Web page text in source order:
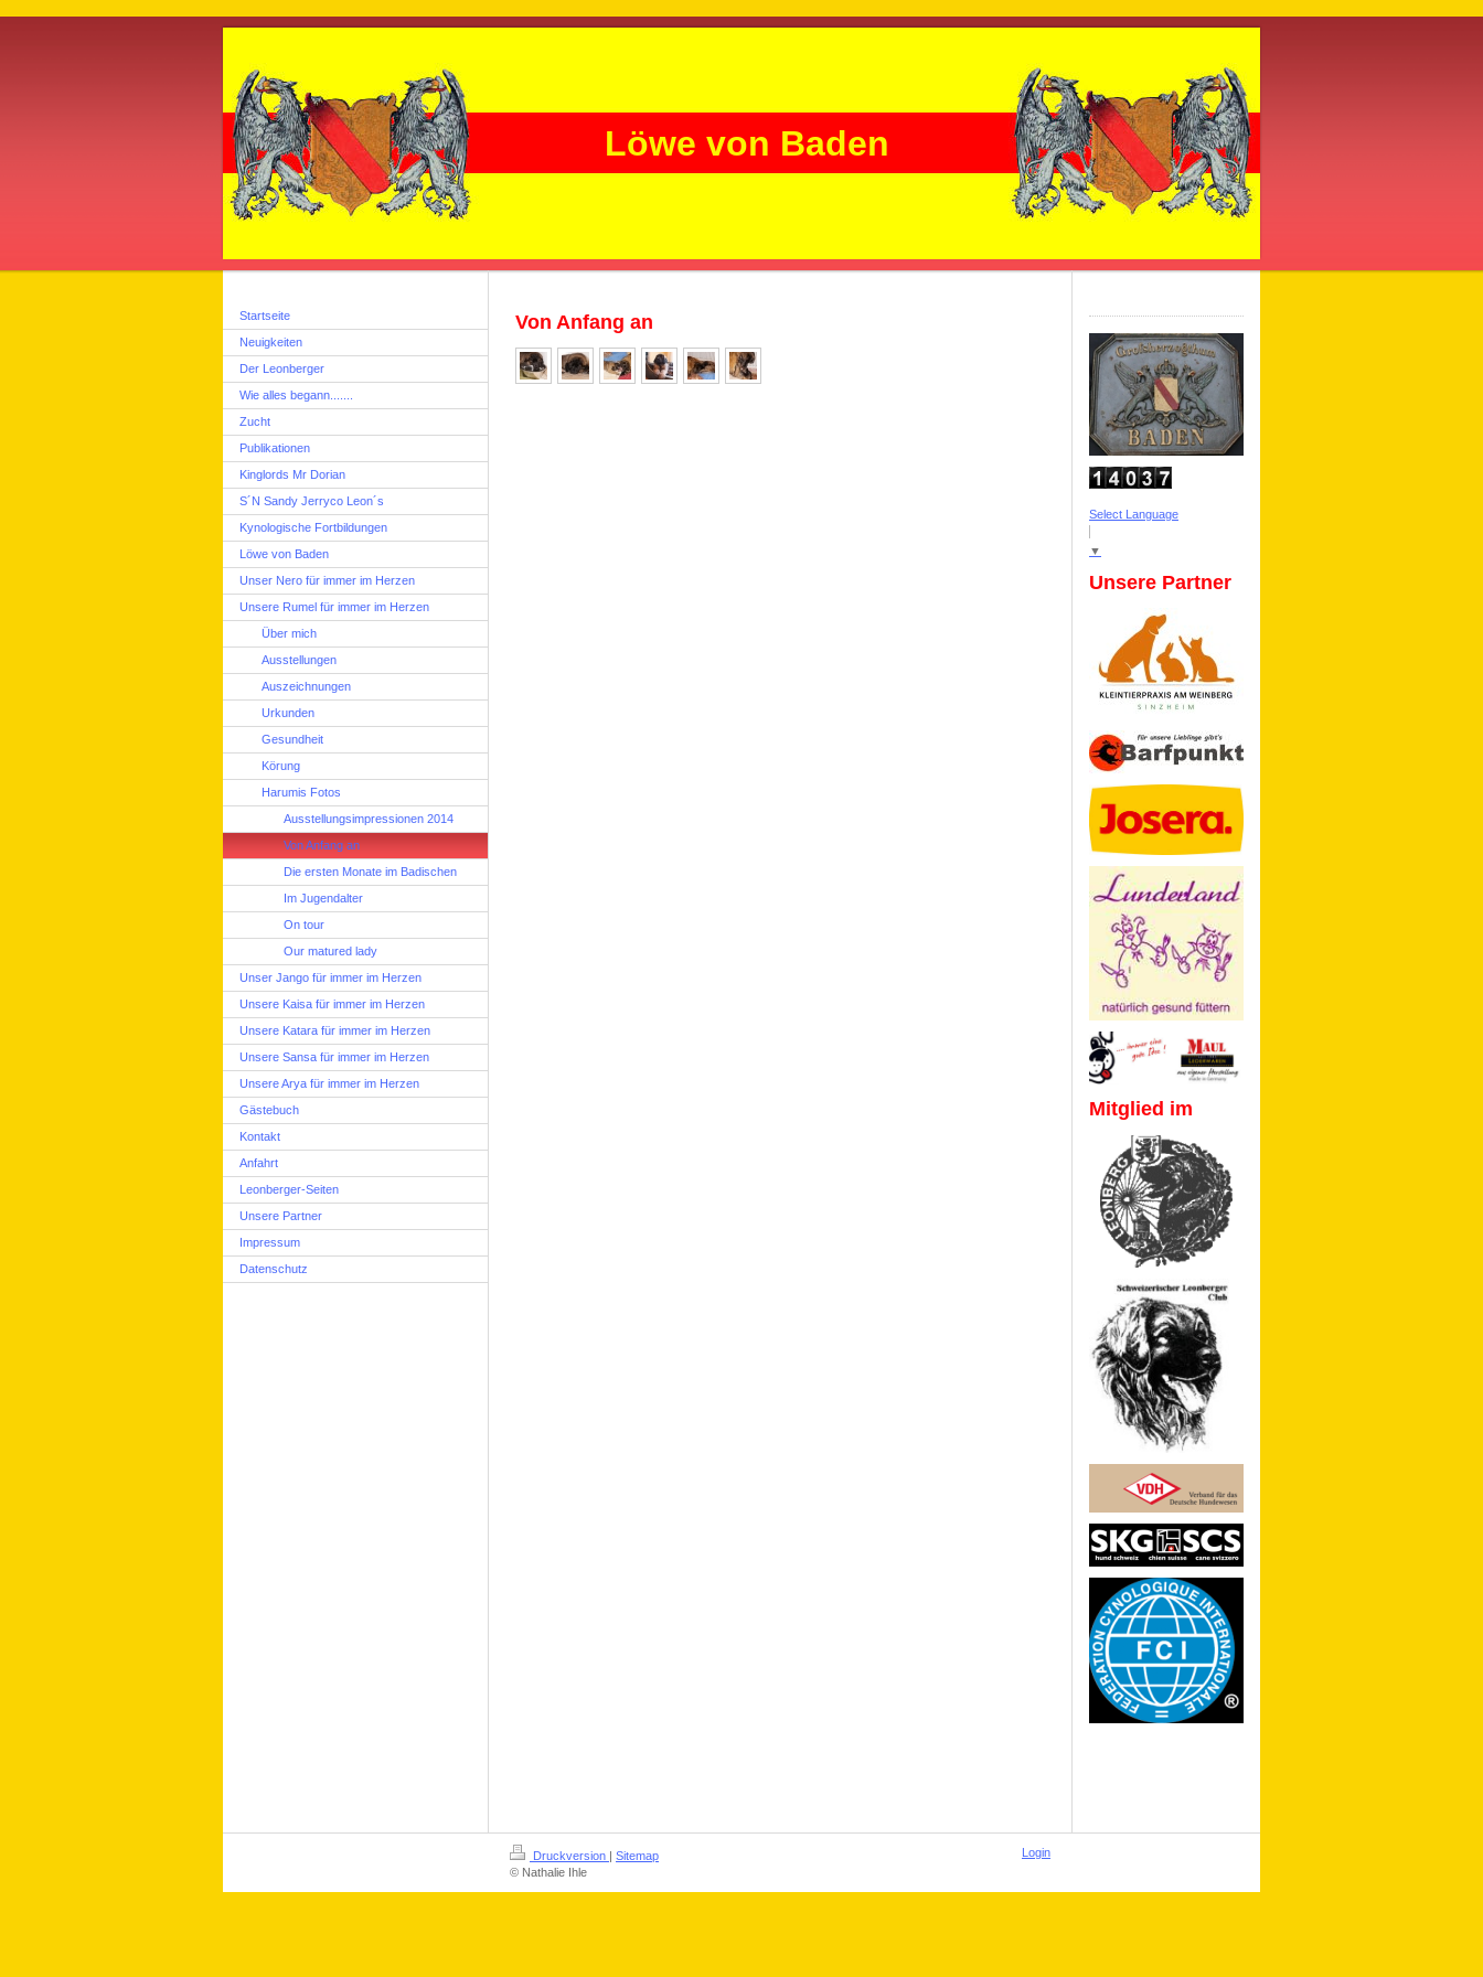
Löwe von Baden
Startseite
Neuigkeiten
Der Leonberger
Wie alles begann.......
Zucht
Publikationen
Kinglords Mr Dorian
S´N Sandy Jerryco Leon´s
Kynologische Fortbildungen
Löwe von Baden
Unser Nero für immer im Herzen
Unsere Rumel für immer im Herzen
Über mich
Ausstellungen
Auszeichnungen
Urkunden
Gesundheit
Körung
Harumis Fotos
Ausstellungsimpressionen 2014
Von Anfang an
Die ersten Monate im Badischen
Im Jugendalter
On tour
Our matured lady
Unser Jango für immer im Herzen
Unsere Kaisa für immer im Herzen
Unsere Katara für immer im Herzen
Unsere Sansa für immer im Herzen
Unsere Arya für immer im Herzen
Gästebuch
Kontakt
Anfahrt
Leonberger-Seiten
Unsere Partner
Impressum
Datenschutz
Von Anfang an
Select Language
▼
Unsere Partner
Mitglied im
Druckversion
Sitemap
© Nathalie Ihle
Login